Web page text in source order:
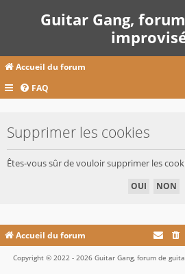
Guitar Gang,
Accueil du forum
FAQ
Supprimer les cookies
Êtes-vous sûr de vouloir supprimer les
Accueil du forum
Copyright © 2022 - 2026 Guitar Gang, forum de